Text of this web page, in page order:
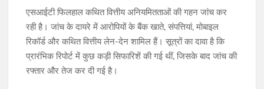
एसआईटी फिलहाल कथित वित्तीय अनियमितताओं की गहन जांच कर
रही है। जांच के दायरे में आरोपियों के बैंक खाते, संपत्तियां, मोबाइल
रिकॉर्ड और कथित वित्तीय लेन-देन शामिल हैं। सूत्रों का दावा है कि
प्रारंभिक रिपोर्ट में कुछ कड़ी सिफारिशें की गई थीं, जिसके बाद जांच की
रफ्तार और तेज कर दी गई है।